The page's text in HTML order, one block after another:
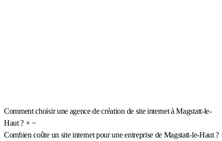
Comment choisir une agence de création de site internet à Magstatt-le-
Haut ? + −
Combien coûte un site internet pour une entreprise de Magstatt-le-Haut ?